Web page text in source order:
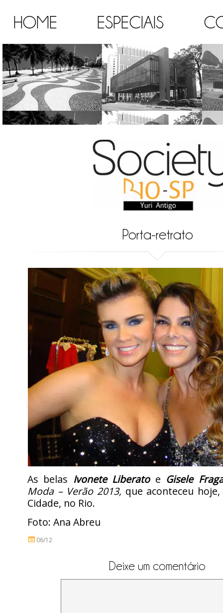
HOME ESPECIAIS
Porta-retrato
As belas Ivonete Liberatoe Gisele
Moda – Verão 2013, que aconteceu
Cidade, no Rio.
Foto: Ana Abreu
06/12
Deixe um comentário